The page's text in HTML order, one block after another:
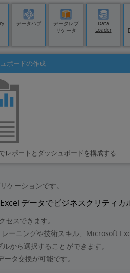
データハブ
データレプ
リケータ
Data
Loader
ボードの作成
レポートとダッシュボードを構成する
ケーションです。
データでビジネスクリティカ
スできます。
ニングや技術スキル、Microsoft
から選択することができます。
タ交換が可能です。